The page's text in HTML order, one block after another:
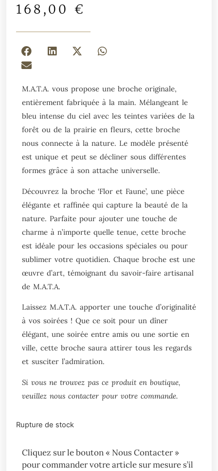
168,00 €
M.A.T.A. vous propose une broche originale,
entièrement fabriquée à la main. Mélangeant le
bleu intense du ciel avec les teintes variées de la
forêt ou de la prairie en fleurs, cette broche
nous connecte à la nature. Le modèle présenté
est unique et peut se décliner sous différentes
formes grâce à son attache universelle.
Découvrez la broche ‘Flor et Faune’, une pièce
élégante et raffinée qui capture la beauté de la
nature. Parfaite pour ajouter une touche de
charme à n’importe quelle tenue, cette broche
est idéale pour les occasions spéciales ou pour
sublimer votre quotidien. Chaque broche est une
œuvre d’art, témoignant du savoir-faire artisanal
de M.A.T.A.
Laissez M.A.T.A. apporter une touche d’originalité
à vos soirées ! Que ce soit pour un dîner
élégant, une soirée entre amis ou une sortie en
ville, cette broche saura attirer tous les regards
et susciter l’admiration.
Si vous ne trouvez pas ce produit en boutique,
veuillez nous contacter pour votre commande.
Rupture de stock
Cliquez sur le bouton « Nous Contacter »
pour commander votre article sur mesure s’il